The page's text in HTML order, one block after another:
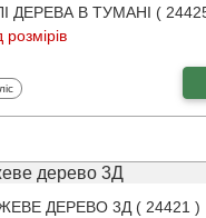
В ТУМАНІ (
розмірів
ДЕРЕВО 3Д ( 24421 )